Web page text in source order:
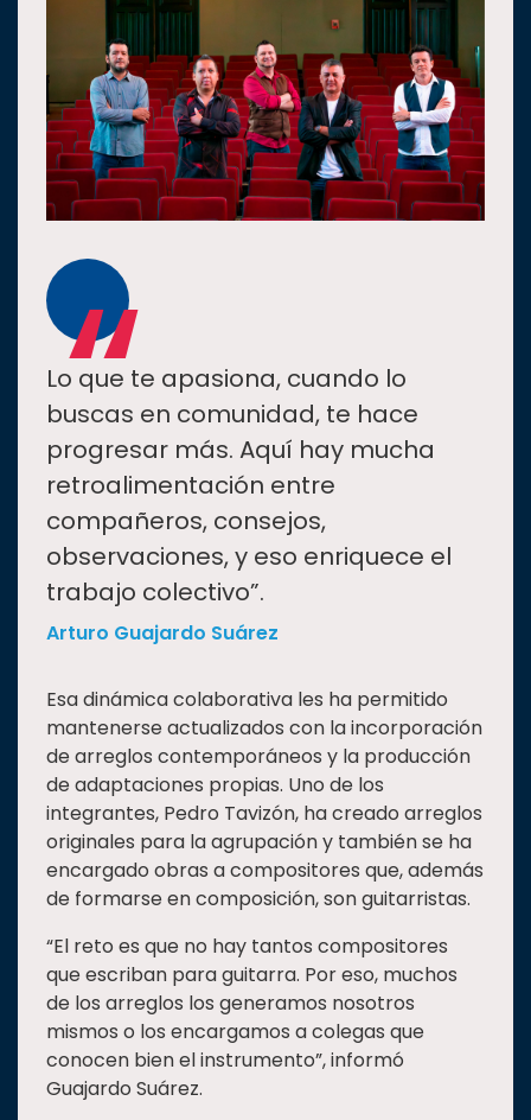
“
Lo que te apasiona, cuando lo
buscas en comunidad, te hace
progresar más. Aquí hay mucha
retroalimentación entre
compañeros, consejos,
observaciones, y eso enriquece el
trabajo colectivo”.
Arturo Guajardo Suárez
Esa dinámica colaborativa les ha permitido
mantenerse actualizados con la incorporación
de arreglos contemporáneos y la producción
de adaptaciones propias. Uno de los
integrantes, Pedro Tavizón, ha creado arreglos
originales para la agrupación y también se ha
encargado obras a compositores que, además
de formarse en composición, son guitarristas.
“El reto es que no hay tantos compositores
que escriban para guitarra. Por eso, muchos
de los arreglos los generamos nosotros
mismos o los encargamos a colegas que
conocen bien el instrumento”, informó
Guajardo Suárez.